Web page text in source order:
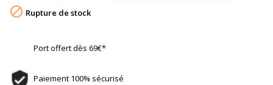
 Rupture de stock
Port offert dès 69€*
Paiement 100% sécurisé